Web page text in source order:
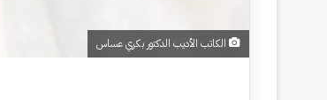
الكاتب الأديب الدكتور بكري عساس